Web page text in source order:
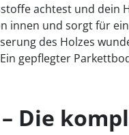
achtest und dein
innen und sorgt für
des Holzes
Ein gepflegter
– Die